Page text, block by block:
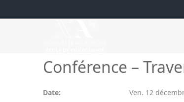
Conférence –
Date: Ven. 12